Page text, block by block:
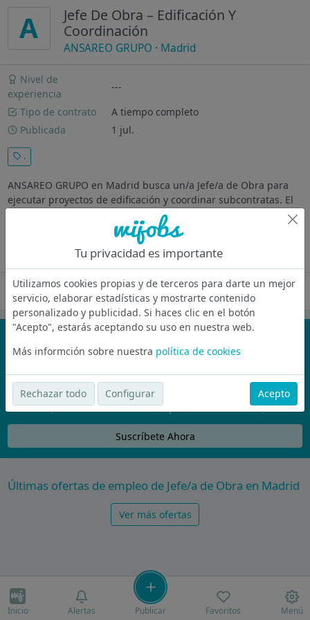
A
Jefe De Obra – Edificación Y
Coordinación
ANSAREO GRUPO · Madrid
Nivel de
experiencia
---
Tipo de contrato
A tiempo completo
Publicada
1 jul.
.
ANSAREO GRUPO en Madrid busca un/a Jefe/a de Obra para
ejecutar proyectos de edificación y coordinar subcontratas. El
candidato ideal debe tener un grado en Arquitectura Técnica y
al menos 2 años de experiencia en producción de obra
Oferta desactivada
¡No te pierdas nada!
Únete a la comunidad de wijobs y recibe por email las mejores
ofertas de empleo
Nunca compartiremos tu email con nadie y no te vamos a enviar spam
Suscríbete Ahora
Últimas ofertas de empleo de Jefe/a de Obra en Madrid
Ver más ofertas
Inicio Alertas Publicar Favoritos Menú
Tu privacidad es importante
Utilizamos cookies propias y de terceros para darte un mejor
servicio, elaborar estadísticas y mostrarte contenido
personalizado y publicidad. Si haces clic en el botón
"Acepto", estarás aceptando su uso en nuestra web.
Más informción sobre nuestra política de cookies
Rechazar todo Configurar Acepto